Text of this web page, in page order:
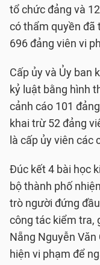
tổ chức đảng và
có thẩm quyền đã
696 đảng viên vi
Cấp ủy và Ủy ban
kỷ luật bằng hình
cảnh cáo 101
khai trừ 52 đảng
là cấp ủy viên các
Đúc kết 4 bài học
bộ thành phố
trò người đứng
công tác kiểm tra,
Nẵng Nguyễn
hiện vi phạm để